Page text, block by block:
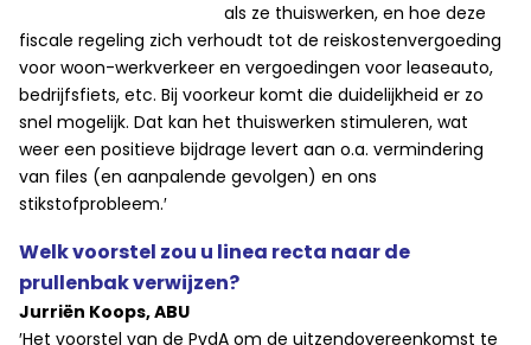
als ze thuiswerken, en hoe deze
fiscale regeling zich verhoudt tot de reiskostenvergoeding
voor woon-werkverkeer en vergoedingen voor leaseauto,
bedrijfsfiets, etc. Bij voorkeur komt die duidelijkheid er zo
snel mogelijk. Dat kan het thuiswerken stimuleren, wat
weer een positieve bijdrage levert aan o.a. vermindering
van files (en aanpalende gevolgen) en ons
stikstofprobleem.′
Welk voorstel zou u linea recta naar de
prullenbak verwijzen?
Jurriën Koops, ABU
′Het voorstel van de PvdA om de uitzendovereenkomst te